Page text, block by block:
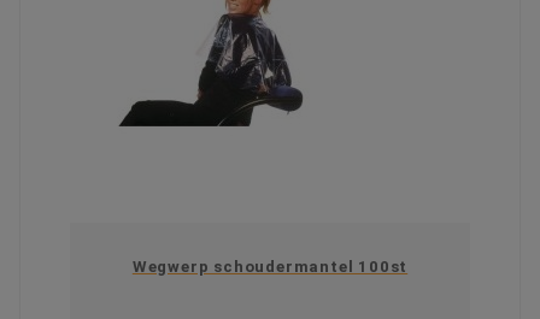
Wegwerp schoudermantel 100st